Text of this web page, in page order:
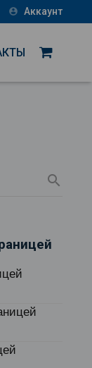
account_circle Аккаунт